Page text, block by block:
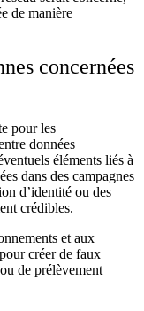
de manière
concernées
pour les
données
éléments liés à
dans des campagnes
d’identité ou des
crédibles.
et aux
créer de faux
de prélèvement